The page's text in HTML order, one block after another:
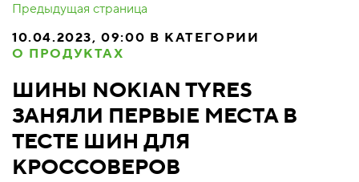
РАСШИРЕННАЯ ГАРАНТИЯ
О КОМПАНИИ
ПОКУПКА И АКЦИИ
Предыдущая страница
10.04.2023, 09:00 В КАТЕГОРИИ
О ПРОДУКТАХ
ШИНЫ NOKIAN TYRES
ЗАНЯЛИ ПЕРВЫЕ МЕСТА В
ТЕСТЕ ШИН ДЛЯ
КРОССОВЕРОВ